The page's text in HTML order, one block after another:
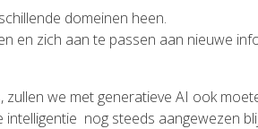
domeinen heen.
en zich aan te passen aan nieuwe
we met generatieve AI ook
nog steeds aangewezen